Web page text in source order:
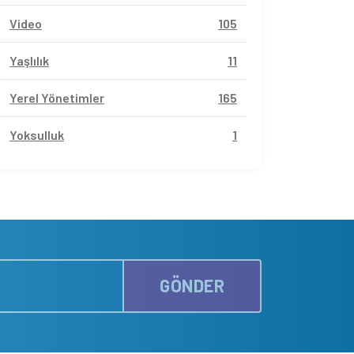
Video 105
Yaşlılık 11
Yerel Yönetimler 165
Yoksulluk 1
GÖNDER